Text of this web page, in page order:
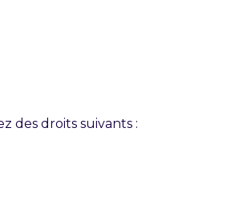
des droits suivants :